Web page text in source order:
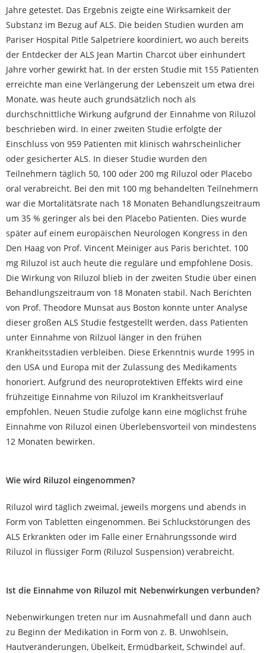
Jahre getestet. Das Ergebnis zeigte eine Wirksamkeit der
Substanz im Bezug auf ALS. Die beiden Studien wurden am
Pariser Hospital Pitle Salpetriere koordiniert, wo auch bereits
der Entdecker der ALS Jean Martin Charcot über einhundert
Jahre vorher gewirkt hat. In der ersten Studie mit 155 Patienten
erreichte man eine Verlängerung der Lebenszeit um etwa drei
Monate, was heute auch grundsätzlich noch als
durchschnittliche Wirkung aufgrund der Einnahme von Riluzol
beschrieben wird. In einer zweiten Studie erfolgte der
Einschluss von 959 Patienten mit klinisch wahrscheinlicher
oder gesicherter ALS. In dieser Studie wurden den
Teilnehmern täglich 50, 100 oder 200 mg Riluzol oder Placebo
oral verabreicht. Bei den mit 100 mg behandelten Teilnehmern
war die Mortalitätsrate nach 18 Monaten Behandlungszeitraum
um 35 % geringer als bei den Placebo Patienten. Dies wurde
später auf einem europäischen Neurologen Kongress in den
Den Haag von Prof. Vincent Meiniger aus Paris berichtet. 100
mg Riluzol ist auch heute die reguläre und empfohlene Dosis.
Die Wirkung von Riluzol blieb in der zweiten Studie über einen
Behandlungszeitraum von 18 Monaten stabil. Nach Berichten
von Prof. Theodore Munsat aus Boston konnte unter Analyse
dieser großen ALS Studie festgestellt werden, dass Patienten
unter Einnahme von Rilzuol länger in den frühen
Krankheitsstadien verbleiben. Diese Erkenntnis wurde 1995 in
den USA und Europa mit der Zulassung des Medikaments
honoriert. Aufgrund des neuroprotektiven Effekts wird eine
frühzeitige Einnahme von Riluzol im Krankheitsverlauf
empfohlen. Neuen Studie zufolge kann eine möglichst frühe
Einnahme von Riluzol einen Überlebensvorteil von mindestens
12 Monaten bewirken.
Wie wird Riluzol eingenommen?
Riluzol wird täglich zweimal, jeweils morgens und abends in
Form von Tabletten eingenommen. Bei Schluckstörungen des
ALS Erkrankten oder im Falle einer Ernährungssonde wird
Riluzol in flüssiger Form (Riluzol Suspension) verabreicht.
Ist die Einnahme von Riluzol mit Nebenwirkungen verbunden?
Nebenwirkungen treten nur im Ausnahmefall und dann auch
zu Beginn der Medikation in Form von z. B. Unwohlsein,
Hautveränderungen, Übelkeit, Ermüdbarkeit, Schwindel auf.